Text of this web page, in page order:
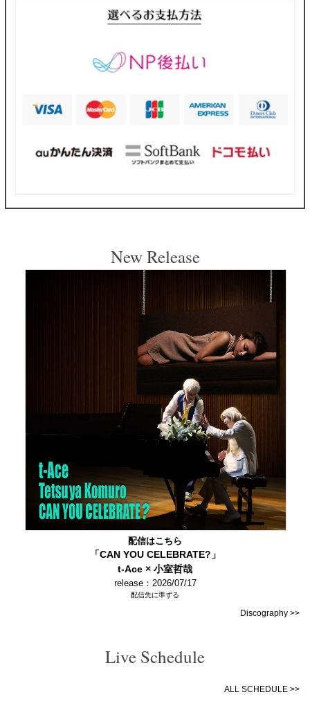
New Release
配信はこちら
「CAN YOU CELEBRATE?」
t-Ace × 小室哲哉
release：2026/07/17
配信先に準ずる
Discography >>
Live Schedule
ALL SCHEDULE >>